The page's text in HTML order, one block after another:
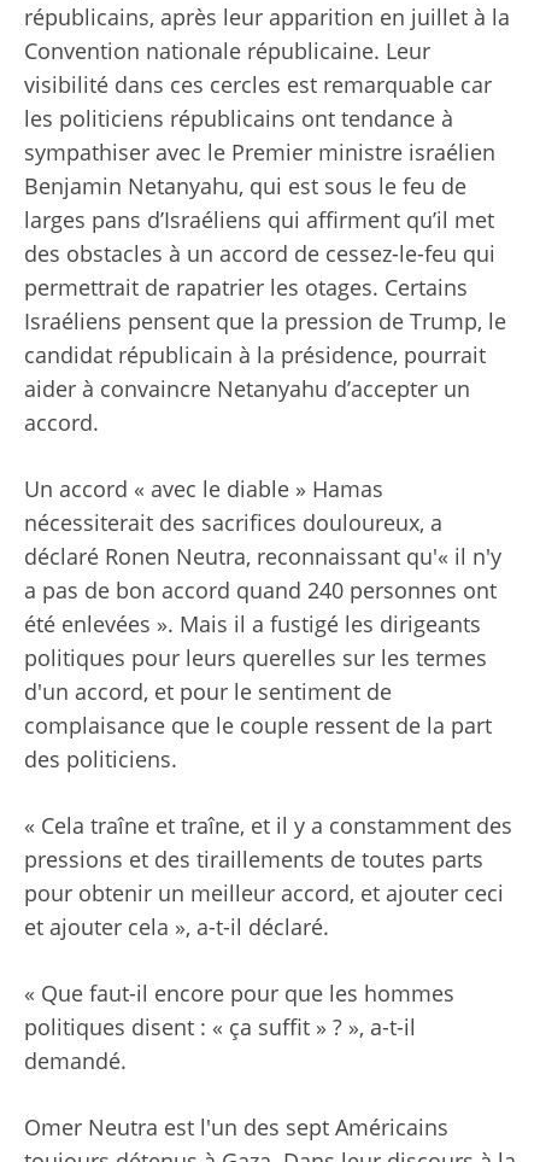
républicains, après leur apparition en juillet à la
Convention nationale républicaine. Leur
visibilité dans ces cercles est remarquable car
les politiciens républicains ont tendance à
sympathiser avec le Premier ministre israélien
Benjamin Netanyahu, qui est sous le feu de
larges pans d’Israéliens qui affirment qu’il met
des obstacles à un accord de cessez-le-feu qui
permettrait de rapatrier les otages. Certains
Israéliens pensent que la pression de Trump, le
candidat républicain à la présidence, pourrait
aider à convaincre Netanyahu d’accepter un
accord.
Un accord « avec le diable » Hamas
nécessiterait des sacrifices douloureux, a
déclaré Ronen Neutra, reconnaissant qu'« il n'y
a pas de bon accord quand 240 personnes ont
été enlevées ». Mais il a fustigé les dirigeants
politiques pour leurs querelles sur les termes
d'un accord, et pour le sentiment de
complaisance que le couple ressent de la part
des politiciens.
« Cela traîne et traîne, et il y a constamment des
pressions et des tiraillements de toutes parts
pour obtenir un meilleur accord, et ajouter ceci
et ajouter cela », a-t-il déclaré.
« Que faut-il encore pour que les hommes
politiques disent : « ça suffit » ? », a-t-il
demandé.
Omer Neutra est l'un des sept Américains